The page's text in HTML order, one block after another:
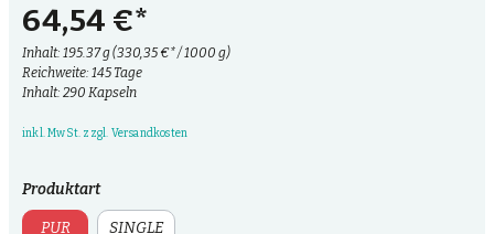
64,54 €*
Inhalt: 195.37 g(330,35 €* / 1000 g)
Reichweite: 145 Tage
Inhalt: 290 Kapseln
inkl. MwSt. zzgl. Versandkosten
Produktart
PUR SINGLE